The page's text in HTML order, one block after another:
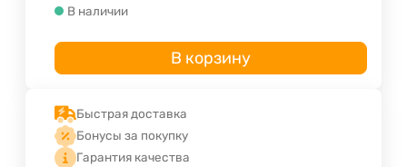
В наличии
В корзину
Быстрая доставка
Бонусы за покупку
Гарантия качества